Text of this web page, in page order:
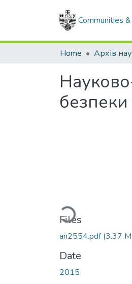
Communities
Home
Loading...
Files
an2554.pdf(3.37
Date
2015